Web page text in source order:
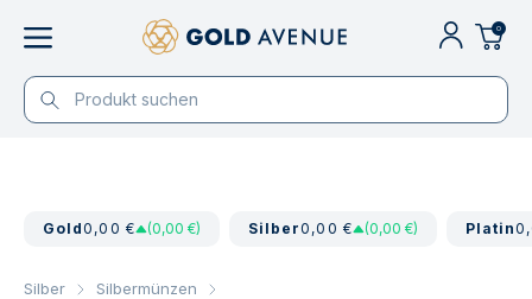
0
Gold0,00 € (0,00 €) Silber0,00 € (0,00 €) Platin
Silber
Silbermünzen